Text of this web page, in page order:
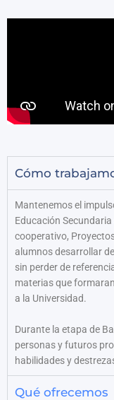
Cómo
Mantenemos el
Educación
cooperativo,
alumnos desarrollar
sin perder de
materias que
a la Universidad.
Durante la etapa de
personas y futuros
habilidades y
Qué ofrecemos